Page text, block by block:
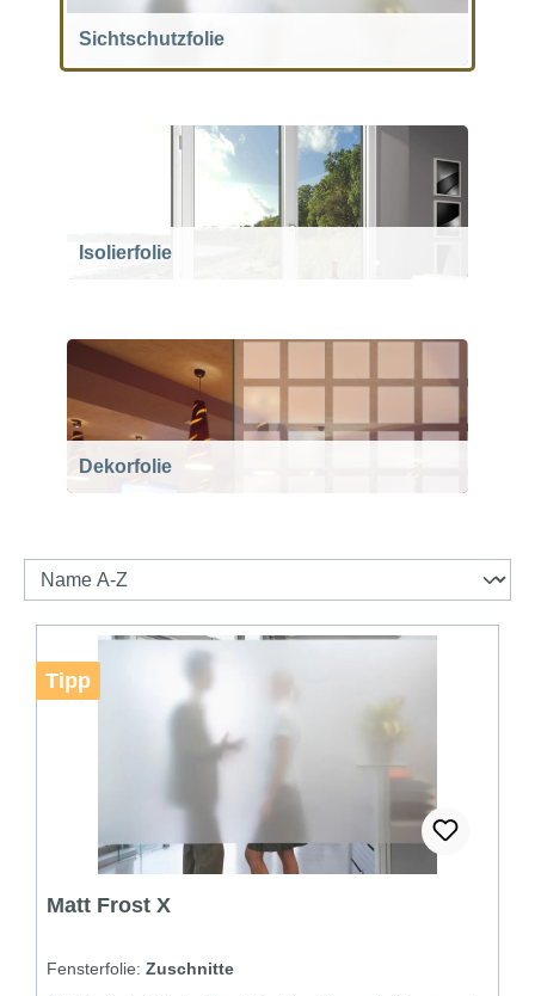
Sichtschutzfolie
Isolierfolie
Dekorfolie
Tipp
Matt Frost X
Fensterfolie: Zuschnitte